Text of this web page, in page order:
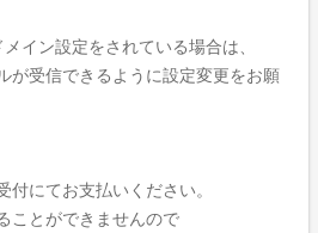
イン設定をされている場合は、
が受信できるように設定変更をお願
にてお支払いください。
ことができませんので